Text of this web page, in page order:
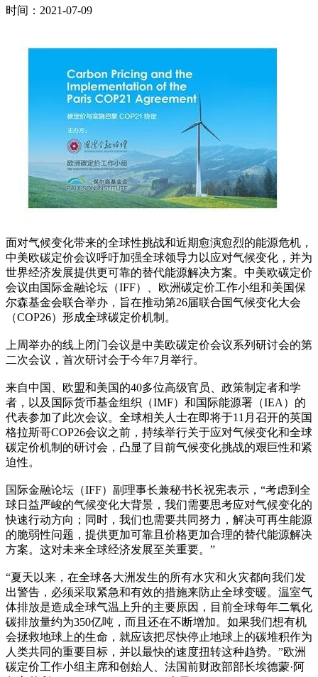
时间：2021-07-09
面对气候变化带来的全球性挑战和近期愈演愈烈的能源危机，
中美欧碳定价会议呼吁加强全球领导力以应对气候变化，并为
世界经济发展提供更可靠的替代能源解决方案。中美欧碳定价
会议由国际金融论坛（IFF）、欧洲碳定价工作小组和美国保
尔森基金会联合举办，旨在推动第26届联合国气候变化大会
（COP26）形成全球碳定价机制。
上周举办的线上闭门会议是中美欧碳定价会议系列研讨会的第
二次会议，首次研讨会于今年7月举行。
来自中国、欧盟和美国的40多位高级官员、政策制定者和学
者，以及国际货币基金组织（IMF）和国际能源署（IEA）的
代表参加了此次会议。全球相关人士在即将于11月召开的英国
格拉斯哥COP26会议之前，持续举行关于应对气候变化和全球
碳定价机制的研讨会，凸显了目前气候变化挑战的艰巨性和紧
迫性。
国际金融论坛（IFF）副理事长兼秘书长祝宪表示，“考虑到全
球日益严峻的气候变化大背景，我们需要思考应对气候变化的
快速行动方向；同时，我们也需要共同努力，解决可再生能源
的脆弱性问题，提供更加可靠且价格更加合理的替代能源解决
方案。这对未来全球经济发展至关重要。”
“夏天以来，在全球各大洲发生的所有水灾和火灾都向我们发
出警告，必须采取紧急和有效的措施来防止全球变暖。温室气
体排放是造成全球气温上升的主要原因，目前全球每年二氧化
碳排放量约为350亿吨，而且还在不断增加。如果我们想有机
会拯救地球上的生命，就应该把尽快停止地球上的碳堆积作为
人类共同的重要目标，并以最快的速度扭转这种趋势。”欧洲
碳定价工作小组主席和创始人、法国前财政部部长埃德蒙·阿